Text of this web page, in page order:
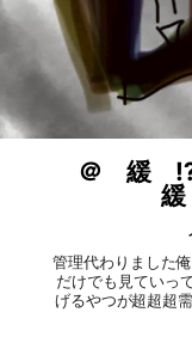
＠ 緩
管理代わりました俺でーーす👋 ふぉ
だけでも見ていって
げるやつが超超超需要🎶 もちろんノート派も歓